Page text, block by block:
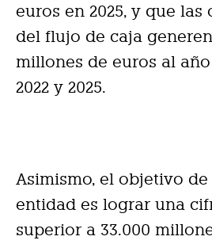
euros en 2025, y que
del flujo de caja
millones de euros al
2022 y 2025.
Asimismo, el objetivo
entidad es lograr una
superior a 33.000